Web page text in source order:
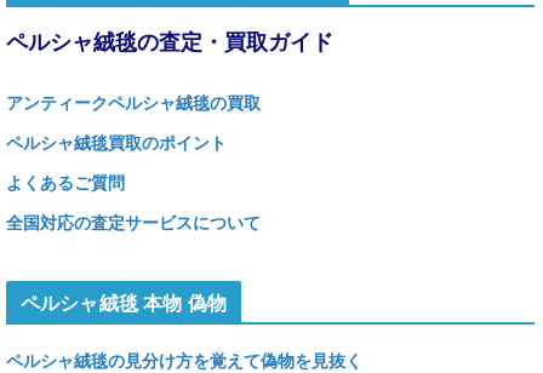
ペルシャ絨毯の査定・買取ガイド
アンティークペルシャ絨毯の買取
ペルシャ絨毯買取のポイント
よくあるご質問
全国対応の査定サービスについて
ペルシャ絨毯 本物 偽物
ペルシャ絨毯の見分け方を覚えて偽物を見抜く